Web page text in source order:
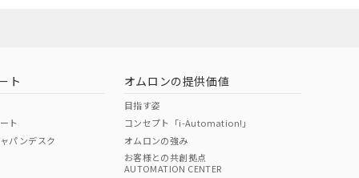
ト
ト
パンデスク
オムロンの提供価値
目指す姿
コンセプト「i-Automation!」
オムロンの強み
お客様との共創拠点
AUTOMATION CENTER